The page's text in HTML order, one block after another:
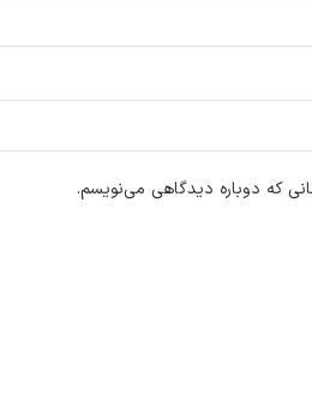
که دوباره دیدگاهی می‌نویسم.